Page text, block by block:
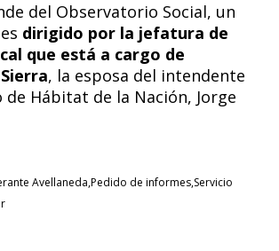
del Observatorio Social, un
dirigido por la jefatura de
que está a cargo de
, la esposa del intendente
Hábitat de la Nación, Jorge
Avellaneda Pedido de informesServicio